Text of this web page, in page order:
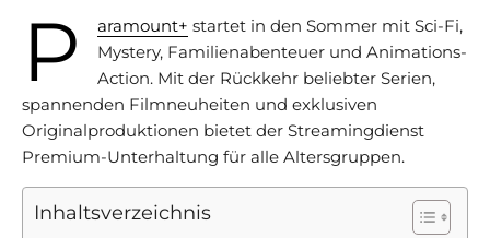
P aramount+ startet in den Sommer mit Sci-Fi,
Mystery, Familienabenteuer und Animations-
Action. Mit der Rückkehr beliebter Serien,
spannenden Filmneuheiten und exklusiven
Originalproduktionen bietet der Streamingdienst
Premium-Unterhaltung für alle Altersgruppen.
Inhaltsverzeichnis